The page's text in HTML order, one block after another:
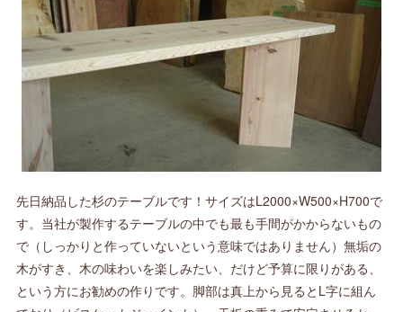
先日納品した杉のテーブルです！サイズはL2000×W500×H700で
す。当社が製作するテーブルの中でも最も手間がかからないもの
で（しっかりと作っていないという意味ではありません）無垢の
木がすき、木の味わいを楽しみたい、だけど予算に限りがある、
という方にお勧めの作りです。脚部は真上から見るとL字に組ん